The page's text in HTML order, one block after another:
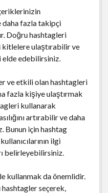
daha fazla takipçi
Doğru hashtagleri
ulaştırabilir ve
edebilirsiniz.
ve etkili olan hashtagleri
fazla kişiye ulaştırmak
kullanarak
artırabilir ve daha
Bunun için hashtag
ilgi
belirleyebilirsiniz.
kullanmak da önemlidir.
seçerek,